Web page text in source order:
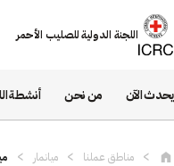
اللجنة الدولية للصليب الأحمر
يحدث الآن من نحن أنشطة
مناطق عملنا ميانمار